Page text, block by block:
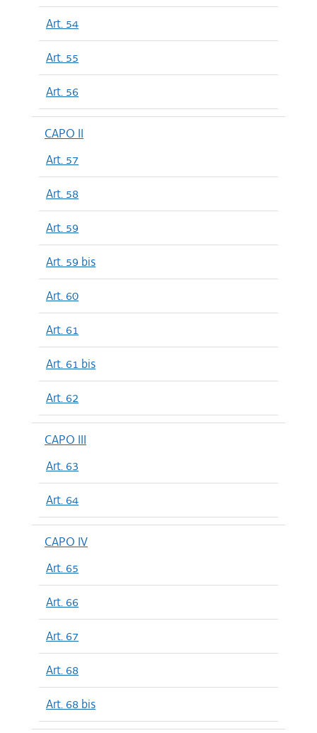
Art. 54
Art. 55
Art. 56
CAPO II
Art. 57
Art. 58
Art. 59
Art. 59 bis
Art. 60
Art. 61
Art. 61 bis
Art. 62
CAPO III
Art. 63
Art. 64
CAPO IV
Art. 65
Art. 66
Art. 67
Art. 68
Art. 68 bis